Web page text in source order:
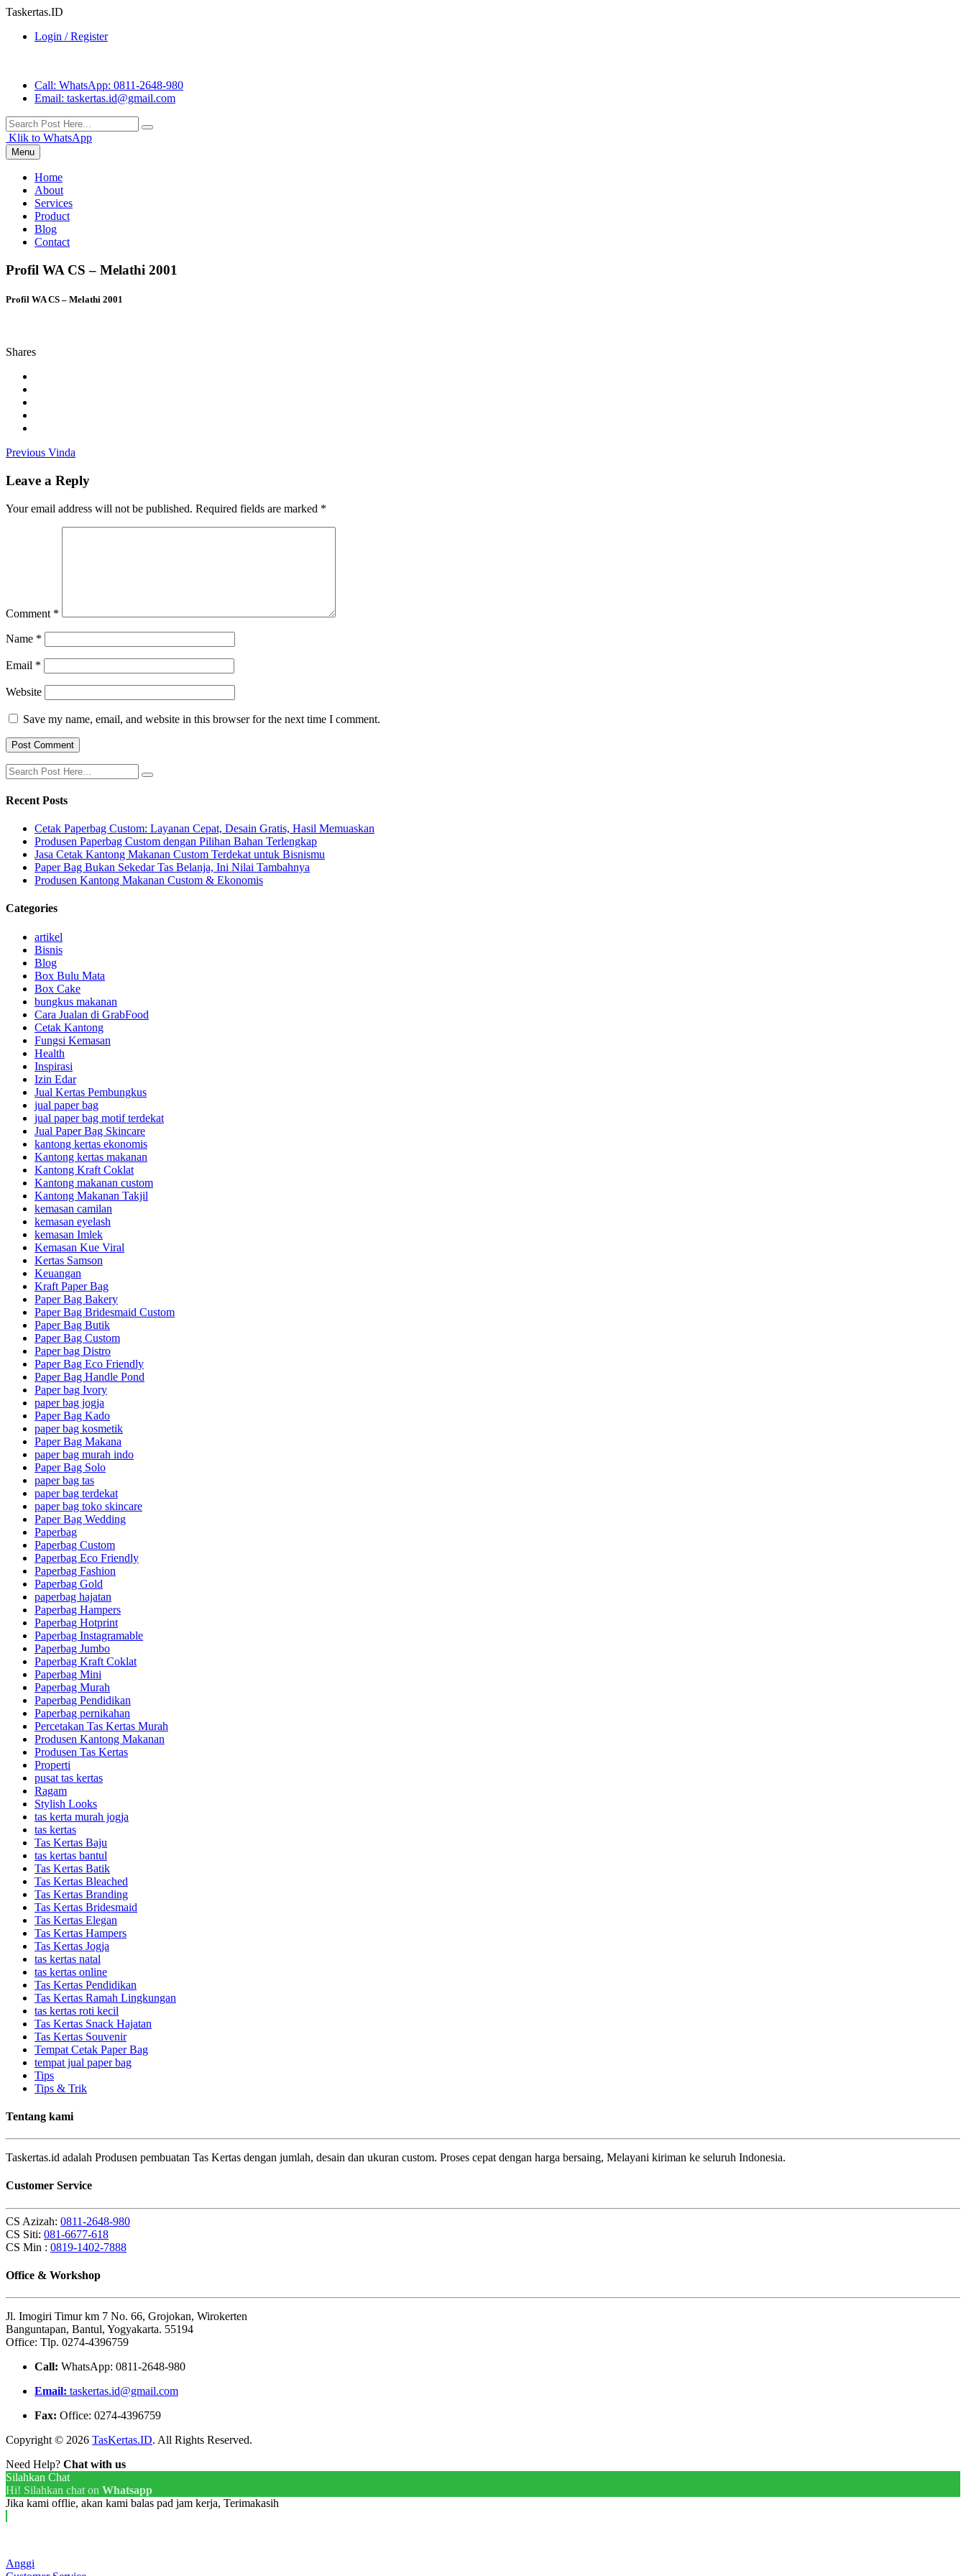
Taskertas.ID
Login / Register
Call: WhatsApp: 0811-2648-980
Email: taskertas.id@gmail.com
Klik to WhatsApp
Menu
Home
About
Services
Product
Blog
Contact
Profil WA CS – Melathi 2001
Profil WA CS – Melathi 2001
Shares
Post
navigation
Previous Previous
Vinda
Leave a Reply
Your email address will not be published. Required fields are marked *
Comment *
Name *
Email *
Website
Save my name, email, and website in this browser for the next time I comment.
Recent Posts
Cetak Paperbag Custom: Layanan Cepat, Desain Gratis, Hasil Memuaskan
Produsen Paperbag Custom dengan Pilihan Bahan Terlengkap
Jasa Cetak Kantong Makanan Custom Terdekat untuk Bisnismu
Paper Bag Bukan Sekedar Tas Belanja, Ini Nilai Tambahnya
Produsen Kantong Makanan Custom & Ekonomis
Categories
artikel
Bisnis
Blog
Box Bulu Mata
Box Cake
bungkus makanan
Cara Jualan di GrabFood
Cetak Kantong
Fungsi Kemasan
Health
Inspirasi
Izin Edar
Jual Kertas Pembungkus
jual paper bag
jual paper bag motif terdekat
Jual Paper Bag Skincare
kantong kertas ekonomis
Kantong kertas makanan
Kantong Kraft Coklat
Kantong makanan custom
Kantong Makanan Takjil
kemasan camilan
kemasan eyelash
kemasan Imlek
Kemasan Kue Viral
Kertas Samson
Keuangan
Kraft Paper Bag
Paper Bag Bakery
Paper Bag Bridesmaid Custom
Paper Bag Butik
Paper Bag Custom
Paper bag Distro
Paper Bag Eco Friendly
Paper Bag Handle Pond
Paper bag Ivory
paper bag jogja
Paper Bag Kado
paper bag kosmetik
Paper Bag Makana
paper bag murah indo
Paper Bag Solo
paper bag tas
paper bag terdekat
paper bag toko skincare
Paper Bag Wedding
Paperbag
Paperbag Custom
Paperbag Eco Friendly
Paperbag Fashion
Paperbag Gold
paperbag hajatan
Paperbag Hampers
Paperbag Hotprint
Paperbag Instagramable
Paperbag Jumbo
Paperbag Kraft Coklat
Paperbag Mini
Paperbag Murah
Paperbag Pendidikan
Paperbag pernikahan
Percetakan Tas Kertas Murah
Produsen Kantong Makanan
Produsen Tas Kertas
Properti
pusat tas kertas
Ragam
Stylish Looks
tas kerta murah jogja
tas kertas
Tas Kertas Baju
tas kertas bantul
Tas Kertas Batik
Tas Kertas Bleached
Tas Kertas Branding
Tas Kertas Bridesmaid
Tas Kertas Elegan
Tas Kertas Hampers
Tas Kertas Jogja
tas kertas natal
tas kertas online
Tas Kertas Pendidikan
Tas Kertas Ramah Lingkungan
tas kertas roti kecil
Tas Kertas Snack Hajatan
Tas Kertas Souvenir
Tempat Cetak Paper Bag
tempat jual paper bag
Tips
Tips & Trik
Tentang kami
Taskertas.id adalah Produsen pembuatan Tas Kertas dengan jumlah, desain dan ukuran custom. Proses cepat dengan harga bersaing, Melayani kiriman ke seluruh Indonesia.
Customer Service
CS Azizah: 0811-2648-980
CS Siti: 081-6677-618
CS Min : 0819-1402-7888
Office & Workshop
Jl. Imogiri Timur km 7 No. 66, Grojokan, Wirokerten
Banguntapan, Bantul, Yogyakarta. 55194
Office: Tlp. 0274-4396759
Call: WhatsApp: 0811-2648-980
Email: taskertas.id@gmail.com
Fax: Office: 0274-4396759
Copyright © 2026 TasKertas.ID. All Rights Reserved.
Need Help? Chat with us
Silahkan Chat
Hi! Silahkan chat on Whatsapp
Jika kami offlie, akan kami balas pad jam kerja, Terimakasih
Anggi